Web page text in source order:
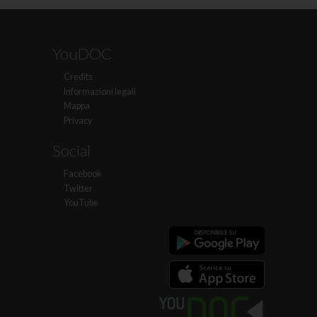
YouDOC
Credits
Informazioni legali
Mappa
Privacy
Social
Facebook
Twitter
YouTube